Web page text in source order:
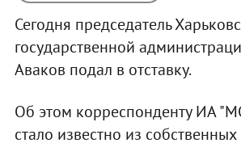
Сегодня председатель
государственной
Аваков подал в отставку.
Об этом корреспонденту ИА
стало известно из